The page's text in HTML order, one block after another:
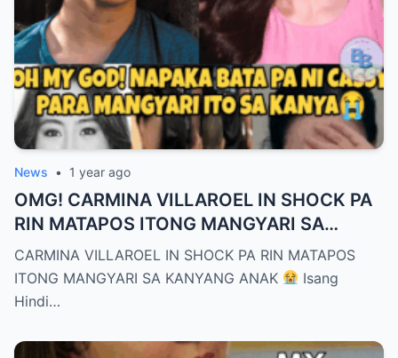
News • 1 year ago
OMG! CARMINA VILLAROEL IN SHOCK PA
RIN MATAPOS ITONG MANGYARI SA
KANYANG ANAK
CARMINA VILLAROEL IN SHOCK PA RIN MATAPOS
ITONG MANGYARI SA KANYANG ANAK
Isang
Hindi…